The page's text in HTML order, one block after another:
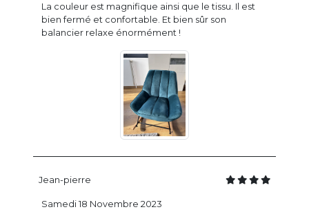
La couleur est magnifique ainsi que le tissu. Il est
bien fermé et confortable. Et bien sûr son
balancier relaxe énormément !
Jean-pierre
Samedi 18 Novembre 2023